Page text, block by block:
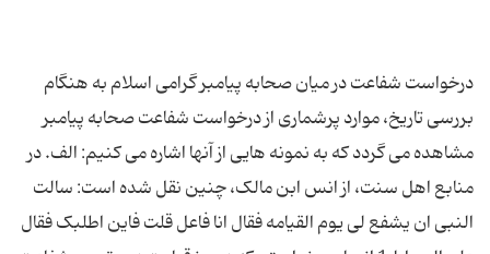
درخواست شفاعت در میان صحابه پیامبر گرامی اسلام به هنگام
بررسی تاریخ، موارد پرشماری از درخواست شفاعت صحابه پیامبر
مشاهده می گردد که به نمونه هایی از آنها اشاره می کنیم: الف. در
منابع اهل سنت، از انس ابن مالک، چنین نقل شده است: سالت
النبی ان یشفع لی یوم القیامه فقال انا فاعل قلت فاین اطلبک فقال